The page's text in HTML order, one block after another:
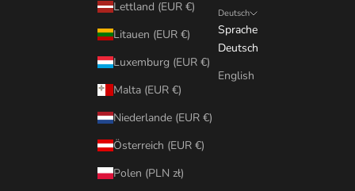
Lettland (EUR €)
Litauen (EUR €)
Luxemburg (EUR €)
Malta (EUR €)
Niederlande (EUR €)
Österreich (EUR €)
Polen (PLN zł)
Deutsch
Sprache
Deutsch
English